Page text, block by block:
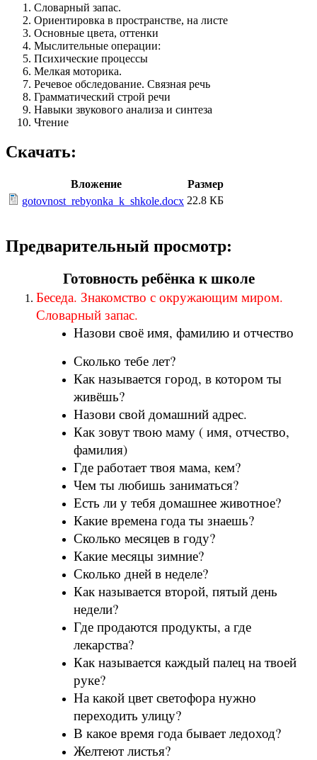
Словарный запас.
Ориентировка в пространстве, на листе
Основные цвета, оттенки
Мыслительные операции:
Психические процессы
Мелкая моторика.
Речевое обследование. Связная речь
Грамматический строй речи
Навыки звукового анализа и синтеза
Чтение
Скачать:
Вложение
Размер
gotovnost_rebyonka_k_shkole.docx 22.8 КБ
Предварительный просмотр:
Готовность ребёнка к школе
Беседа. Знакомство с окружающим миром.
Словарный запас.
Назови своё имя, фамилию и отчество
Сколько тебе лет?
Как называется город, в котором ты
живёшь?
Назови свой домашний адрес.
Как зовут твою маму ( имя, отчество,
фамилия)
Где работает твоя мама, кем?
Чем ты любишь заниматься?
Есть ли у тебя домашнее животное?
Какие времена года ты знаешь?
Сколько месяцев в году?
Какие месяцы зимние?
Сколько дней в неделе?
Как называется второй, пятый день
недели?
Где продаются продукты, а где
лекарства?
Как называется каждый палец на твоей
руке?
На какой цвет светофора нужно
переходить улицу?
В какое время года бывает ледоход?
Желтеют листья?